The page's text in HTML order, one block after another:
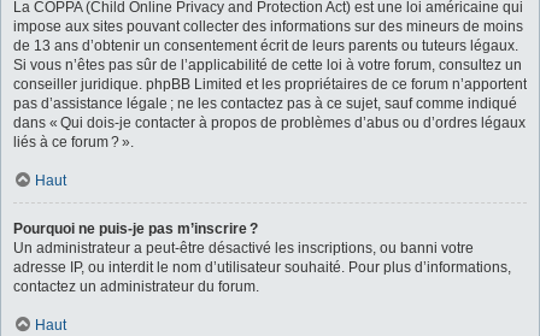
La COPPA (Child Online Privacy and Protection Act) est une loi américaine qui
impose aux sites pouvant collecter des informations sur des mineurs de moins
de 13 ans d’obtenir un consentement écrit de leurs parents ou tuteurs légaux.
Si vous n’êtes pas sûr de l’applicabilité de cette loi à votre forum, consultez un
conseiller juridique. phpBB Limited et les propriétaires de ce forum n’apportent
pas d’assistance légale ; ne les contactez pas à ce sujet, sauf comme indiqué
dans « Qui dois-je contacter à propos de problèmes d’abus ou d’ordres légaux
liés à ce forum ? ».
Haut
Pourquoi ne puis-je pas m’inscrire ?
Un administrateur a peut-être désactivé les inscriptions, ou banni votre
adresse IP, ou interdit le nom d’utilisateur souhaité. Pour plus d’informations,
contactez un administrateur du forum.
Haut